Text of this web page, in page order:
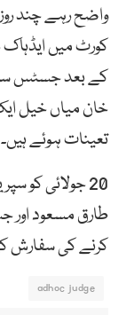
واضح رہے چند
کورٹ میں
کے بعد جسٹس
خان میاں خیل
تعینات ہوئے ہیں۔
20 جولائی
طارق مسعود اور
کرنے کی سفارش
adhoc judge